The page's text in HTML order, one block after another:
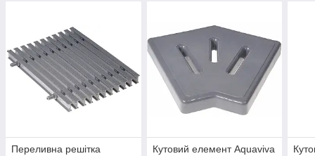
Переливна решітка
Кутовий елемент Aquaviva